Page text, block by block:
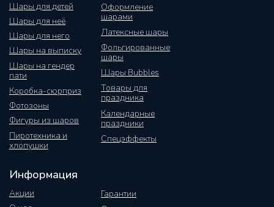
Шары для детей
Шары для неё
Шары на выписку
Шары на гендер
пати
Коробка-сюрприз
Фотозоны
Оформление
шарами
Фигуры из шаров
Латексные шары
Фольгированные
шары
Шары Bubbles
Шары для него
Товары для
праздника
Календарные
праздники
Пиротехника и
хлопушки
Спецэффекты
Информация
Акции
Гарантии